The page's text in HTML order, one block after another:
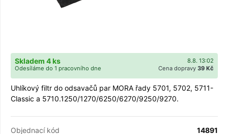
8.8. 13:02
Skladem 4 ks
Cena dopravy 39 Kč
Odesíláme do 1 pracovního dne
Uhlíkový filtr do odsavačů par MORA řady 5701, 5702, 5711-
Classic a 5710.1250/1270/6250/6270/9250/9270.
Objednací kód
14891